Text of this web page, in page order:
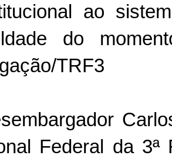
ao
do
TRF3
Federal da